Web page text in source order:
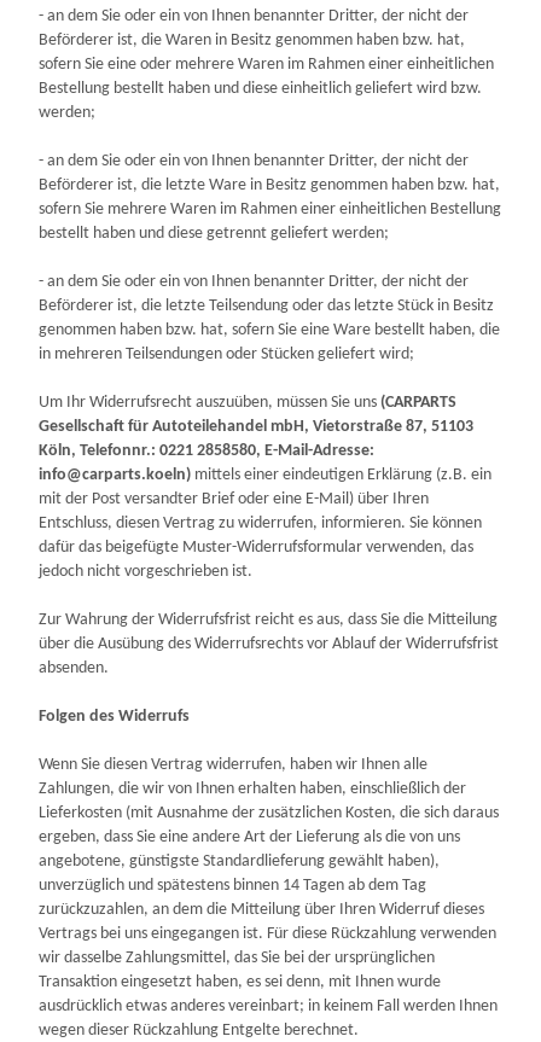
- an dem Sie oder ein von Ihnen benannter Dritter, der nicht der
Beförderer ist, die Waren in Besitz genommen haben bzw. hat,
sofern Sie eine oder mehrere Waren im Rahmen einer einheitlichen
Bestellung bestellt haben und diese einheitlich geliefert wird bzw.
werden;
- an dem Sie oder ein von Ihnen benannter Dritter, der nicht der
Beförderer ist, die letzte Ware in Besitz genommen haben bzw. hat,
sofern Sie mehrere Waren im Rahmen einer einheitlichen Bestellung
bestellt haben und diese getrennt geliefert werden;
- an dem Sie oder ein von Ihnen benannter Dritter, der nicht der
Beförderer ist, die letzte Teilsendung oder das letzte Stück in Besitz
genommen haben bzw. hat, sofern Sie eine Ware bestellt haben, die
in mehreren Teilsendungen oder Stücken geliefert wird;
Um Ihr Widerrufsrecht auszuüben, müssen Sie uns (CARPARTS
Gesellschaft für Autoteilehandel mbH, Vietorstraße 87, 51103
Köln, Telefonnr.: 0221 2858580, E-Mail-Adresse:
info@carparts.koeln) mittels einer eindeutigen Erklärung (z.B. ein
mit der Post versandter Brief oder eine E-Mail) über Ihren
Entschluss, diesen Vertrag zu widerrufen, informieren. Sie können
dafür das beigefügte Muster-Widerrufsformular verwenden, das
jedoch nicht vorgeschrieben ist.
Zur Wahrung der Widerrufsfrist reicht es aus, dass Sie die Mitteilung
über die Ausübung des Widerrufsrechts vor Ablauf der Widerrufsfrist
absenden.
Folgen des Widerrufs
Wenn Sie diesen Vertrag widerrufen, haben wir Ihnen alle
Zahlungen, die wir von Ihnen erhalten haben, einschließlich der
Lieferkosten (mit Ausnahme der zusätzlichen Kosten, die sich daraus
ergeben, dass Sie eine andere Art der Lieferung als die von uns
angebotene, günstigste Standardlieferung gewählt haben),
unverzüglich und spätestens binnen 14 Tagen ab dem Tag
zurückzuzahlen, an dem die Mitteilung über Ihren Widerruf dieses
Vertrags bei uns eingegangen ist. Für diese Rückzahlung verwenden
wir dasselbe Zahlungsmittel, das Sie bei der ursprünglichen
Transaktion eingesetzt haben, es sei denn, mit Ihnen wurde
ausdrücklich etwas anderes vereinbart; in keinem Fall werden Ihnen
wegen dieser Rückzahlung Entgelte berechnet.